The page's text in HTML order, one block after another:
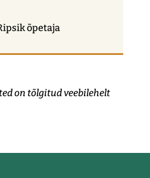
õpetaja
on tõlgitud veebilehelt